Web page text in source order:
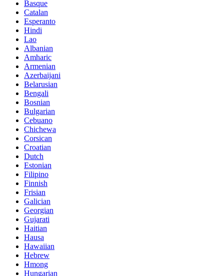
Basque
Catalan
Esperanto
Hindi
Lao
Albanian
Amharic
Armenian
Azerbaijani
Belarusian
Bengali
Bosnian
Bulgarian
Cebuano
Chichewa
Corsican
Croatian
Dutch
Estonian
Filipino
Finnish
Frisian
Galician
Georgian
Gujarati
Haitian
Hausa
Hawaiian
Hebrew
Hmong
Hungarian